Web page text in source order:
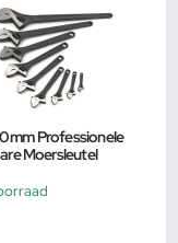
mm Professionele
Moersleutel